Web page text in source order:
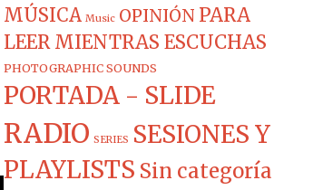
MÚSICA Music OPINIÓN PARA
LEER MIENTRAS ESCUCHAS
PHOTOGRAPHIC SOUNDS
PORTADA - SLIDE
RADIO SERIES SESIONES Y
PLAYLISTS Sin categoría